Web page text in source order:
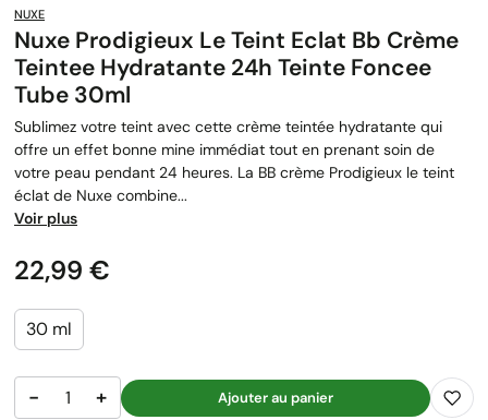
NUXE
Nuxe Prodigieux Le Teint Eclat Bb Crème
Teintee Hydratante 24h Teinte Foncee
Tube 30ml
Sublimez votre teint avec cette crème teintée hydratante qui
offre un effet bonne mine immédiat tout en prenant soin de
votre peau pendant 24 heures. La BB crème Prodigieux le teint
éclat de Nuxe combine...
Voir plus
Prix
22,99 €
30 ml
− + Ajouter au panier